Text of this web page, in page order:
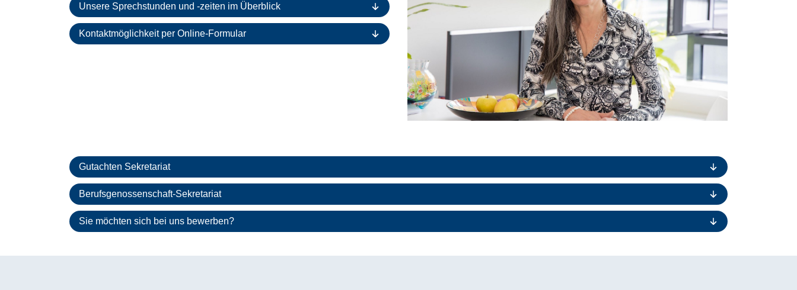
Unsere Sprechstunden und -zeiten im Überblick
Kontaktmöglichkeit per Online-Formular
Gutachten Sekretariat
Berufsgenossenschaft-Sekretariat
Sie möchten sich bei uns bewerben?